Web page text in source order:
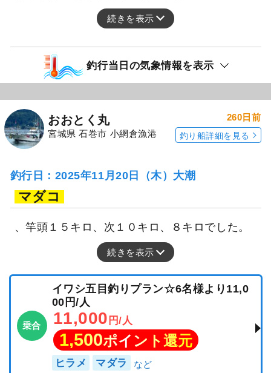
続きを表示
釣行当日の気象情報を表示
おおとく丸
宮城県 石巻市 小網倉漁港
260日前
釣り船詳細を見る
釣行日：2025年11月20日（木）大潮
マダコ
、竿頭１５キロ、次１０キロ、８キロでした。
続きを表示
乗合
イワシ五目釣りプラン☆6名様より11,0
00円/人
11,000 円/人
1,500ポイント還元
ヒラメ マダラ